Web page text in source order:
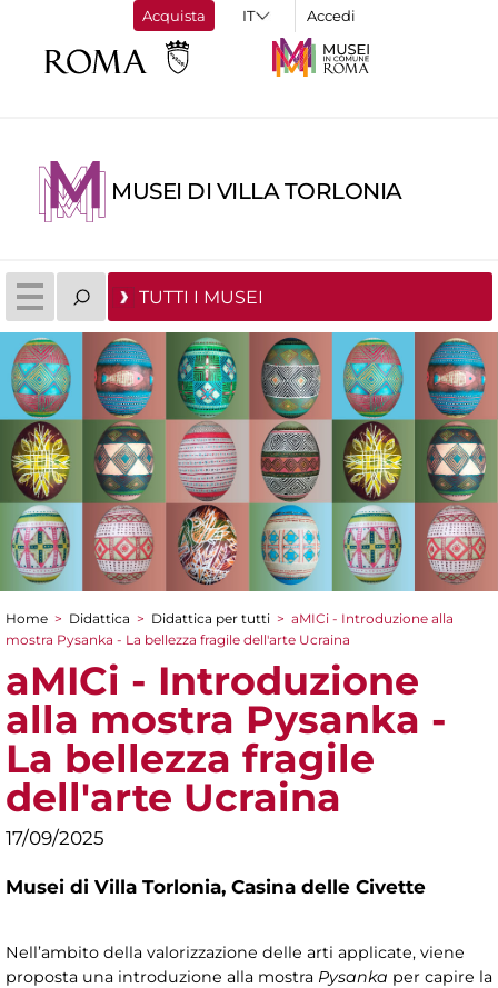
Acquista Accedi
MUSEI DI VILLA TORLONIA
TUTTI I MUSEI
Tu sei qui
Home > Didattica > Didattica per tutti > aMICi - Introduzione alla
mostra Pysanka - La bellezza fragile dell'arte Ucraina
aMICi - Introduzione
alla mostra Pysanka -
La bellezza fragile
dell'arte Ucraina
17/09/2025
Musei di Villa Torlonia, Casina delle Civette
Nell’ambito della valorizzazione delle arti applicate, viene
proposta una introduzione alla mostra Pysanka per capire la